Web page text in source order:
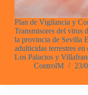
Plan de Vigilancia y
Transmisores del virus
la provincia de Sevilla
adulticidas terrestres
Los Palacios y
ControlM
23/